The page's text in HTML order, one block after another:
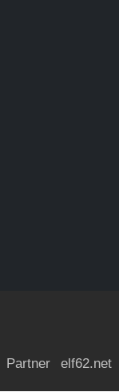
Partner elf62.net